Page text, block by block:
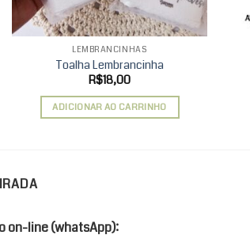
LEMBRANCINHAS
Toalha Lembrancinha
R$18,00
ADICIONAR AO CARRINHO
on-line (whatsApp):